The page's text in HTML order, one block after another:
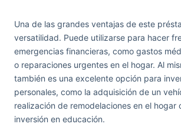
Una de las grandes ventajas de este
versatilidad. Puede utilizarse para hacer
emergencias financieras, como gastos
o reparaciones urgentes en el hogar. Al
también es una excelente opción para
personales, como la adquisición de un
realización de remodelaciones en el hogar
inversión en educación.